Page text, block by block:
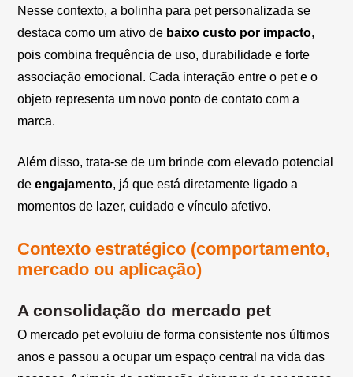
Nesse contexto, a bolinha para pet personalizada se
destaca como um ativo de baixo custo por impacto,
pois combina frequência de uso, durabilidade e forte
associação emocional. Cada interação entre o pet e o
objeto representa um novo ponto de contato com a
marca.
Além disso, trata-se de um brinde com elevado potencial
deengajamento, já que está diretamente ligado a
momentos de lazer, cuidado e vínculo afetivo.
Contexto estratégico (comportamento,
mercado ou aplicação)
A consolidação do mercado pet
O mercado pet evoluiu de forma consistente nos últimos
anos e passou a ocupar um espaço central na vida das